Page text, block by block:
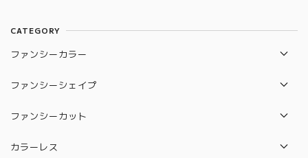
CATEGORY
ファンシーカラー
レッド
ファンシーシェイプ
エメラルド
ファンシーカット
オールドカット
カラーレス